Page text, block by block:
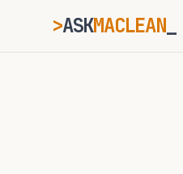
>ASKMACLEAN